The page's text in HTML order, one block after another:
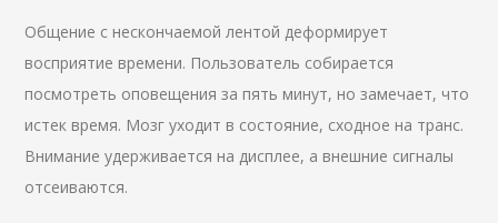
Общение с нескончаемой лентой деформирует
восприятие времени. Пользователь собирается
посмотреть оповещения за пять минут, но замечает, что
истек время. Мозг уходит в состояние, сходное на транс.
Внимание удерживается на дисплее, а внешние сигналы
отсеиваются.